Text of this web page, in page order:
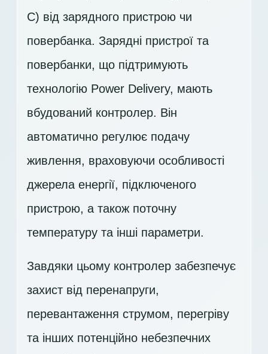
C) від зарядного пристрою чи
повербанка. Зарядні пристрої та
повербанки, що підтримують
технологію Power Delivery, мають
вбудований контролер. Він
автоматично регулює подачу
живлення, враховуючи особливості
джерела енергії, підключеного
пристрою, а також поточну
температуру та інші параметри.
Завдяки цьому контролер забезпечує
захист від перенапруги,
перевантаження струмом, перегріву
та інших потенційно небезпечних